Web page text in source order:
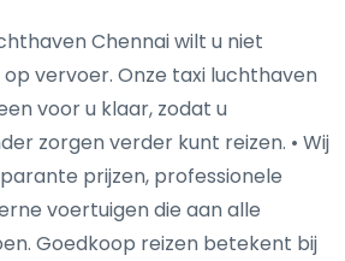
Chennai wilt u niet
vervoer. Onze taxi luchthaven
voor u klaar, zodat u
zorgen verder kunt reizen. • Wij
prijzen, professionele
voertuigen die aan alle
Goedkoop reizen betekent bij